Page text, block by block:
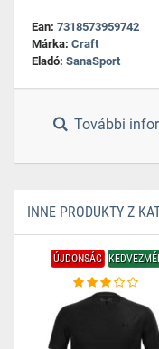
Ean: 7318573959742
Márka: Craft
Eladó: SanaSport
További
INNE PRODUKTY Z
ÚJDONSÁG